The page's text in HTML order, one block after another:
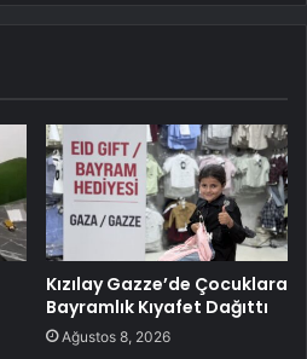
Kızılay Gazze’de Çocuklara
Bayramlık Kıyafet Dağıttı
Ağustos 8, 2026